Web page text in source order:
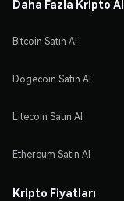
Daha Fazla Kripto Al
Bitcoin Satın Al
Dogecoin Satın Al
Litecoin Satın Al
Ethereum Satın Al
Kripto Fiyatları